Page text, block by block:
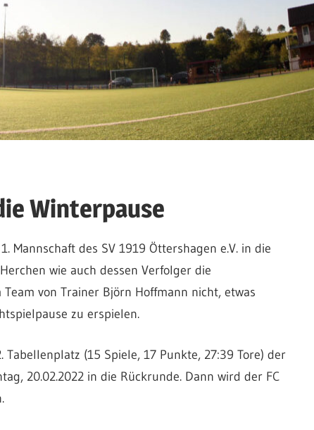
Winterpause
Mannschaft des SV 1919 Öttershagen e.V. in die
wie auch dessen Verfolger die
von Trainer Björn Hoffmann nicht, etwas
zu erspielen.
(15 Spiele, 17 Punkte, 27:39 Tore) der
20.02.2022 in die Rückrunde. Dann wird der FC